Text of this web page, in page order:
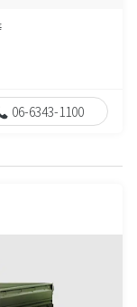
06-6343-1100